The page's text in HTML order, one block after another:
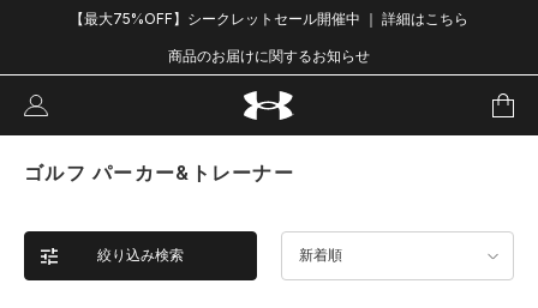
【最大75%OFF】シークレットセール開催中 ｜ 詳細はこちら
商品のお届けに関するお知らせ
ゴルフ パーカー&トレーナー
絞り込み検索 新着順